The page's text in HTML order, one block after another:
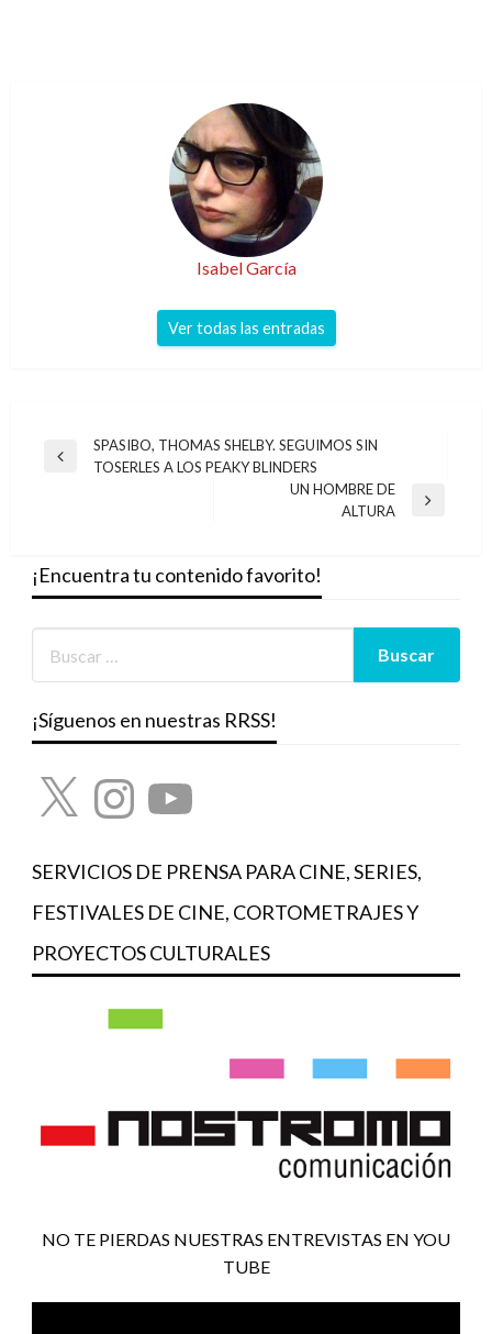
Isabel García
Ver todas las entradas
Navegación
Entrada
SPASIBO, THOMAS SHELBY. SEGUIMOS SIN
TOSERLES A LOS PEAKY BLINDERS
UN HOMBRE DE
ALTURA
¡Encuentra tu contenido favorito!
¡Síguenos en nuestras RRSS!
X InstagramYouTube
SERVICIOS DE PRENSA PARA CINE, SERIES,
FESTIVALES DE CINE, CORTOMETRAJES Y
PROYECTOS CULTURALES
NO TE PIERDAS NUESTRAS ENTREVISTAS EN YOU
TUBE